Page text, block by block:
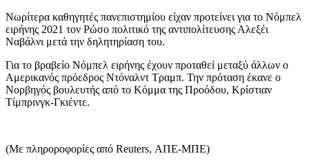
Νωρίτερα καθηγητές πανεπιστημίου είχαν προτείνει για το Νόμπελ
ειρήνης 2021 τον Ρώσο πολιτικό της αντιπολίτευσης Αλεξέι
Ναβάλνι μετά την δηλητηρίαση του.
Για το βραβείο Νόμπελ ειρήνης έχουν προταθεί μεταξύ άλλων ο
Αμερικανός πρόεδρος Ντόναλντ Τραμπ. Την πρόταση έκανε ο
Νορβηγός βουλευτής από το Κόμμα της Προόδου, Κρίστιαν
Τίμπρινγκ-Γκιέντε.
(Με πληροροφορίες από Reuters, ΑΠΕ-ΜΠΕ)